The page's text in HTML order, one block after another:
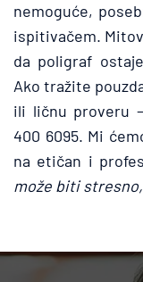
nemoguće,
ispitivačem.
da poligraf
Ako tražite
ili ličnu proveru
400 6095. Mi
na etičan i
može biti